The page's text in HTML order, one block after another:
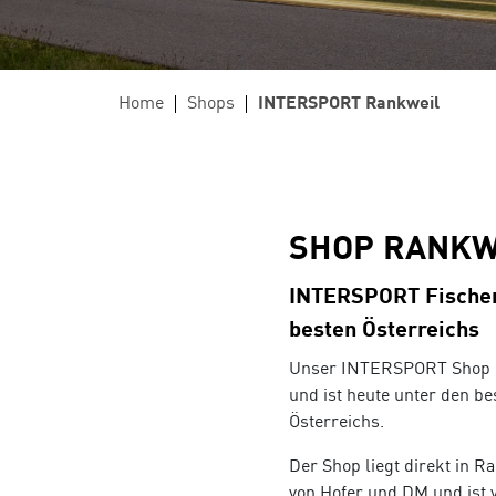
Ski von Head, Atomic, Nordica, Fischer,
Arion Laufanalyse Lehre
Wer sind wir?
Home
Shops INTERSPORT Rankweil
SHOP
INTERSPORT
besten Österreichs
Unser INTERSPORT
und ist heute unter den
Österreichs.
Der Shop liegt direkt in